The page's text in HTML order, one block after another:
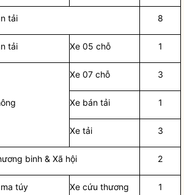
tải 8
tải Xe 05 chỗ 1
Xe 07 chỗ 3
Xe bán tải 1
Xe tải 3
binh & Xã hội 2
túy Xe cứu thương 1